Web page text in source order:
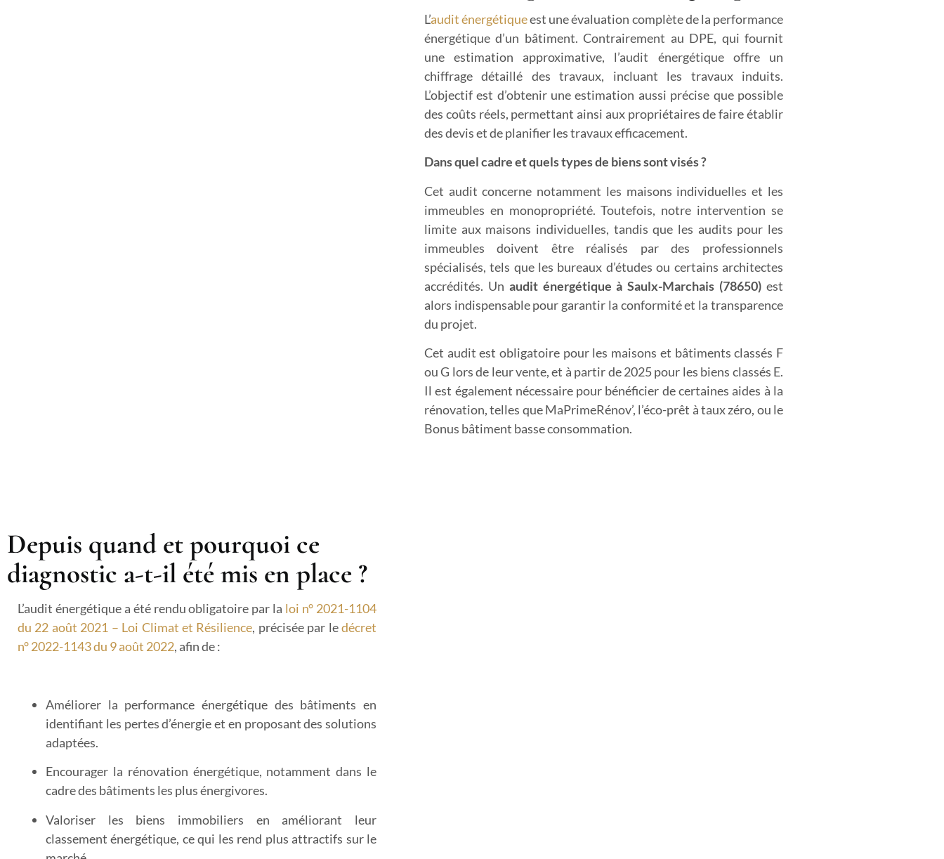
L’audit énergétiqueest une évaluation complète de la performance
énergétique d’un bâtiment. Contrairement au DPE, qui fournit
une estimation approximative, l’audit énergétique offre un
chiffrage détaillé des travaux, incluant les travaux induits.
L’objectif est d’obtenir une estimation aussi précise que possible
des coûts réels, permettant ainsi aux propriétaires de faire établir
des devis et de planifier les travaux efficacement.
Dans quel cadre et quels types de biens sont visés ?
Cet audit concerne notamment les maisons individuelles et les
immeubles en monopropriété. Toutefois, notre intervention se
limite aux maisons individuelles, tandis que les audits pour les
immeubles doivent être réalisés par des professionnels
spécialisés, tels que les bureaux d’études ou certains architectes
accrédités. Un audit énergétique à Saulx-Marchais (78650) est
alors indispensable pour garantir la conformité et la transparence
du projet.
Cet audit est obligatoire pour les maisons et bâtiments classés F
ou G lors de leur vente, et à partir de 2025 pour les biens classés E.
Il est également nécessaire pour bénéficier de certaines aides à la
rénovation, telles que MaPrimeRénov’, l’éco-prêt à taux zéro, ou le
Bonus bâtiment basse consommation.
Depuis quand et pourquoi ce
diagnostic a-t-il été mis en place ?
L’audit énergétique a été rendu obligatoire par la loi n° 2021-1104
du 22 août 2021 – Loi Climat et Résilience, précisée par ledécret
n° 2022-1143 du 9 août 2022, afin de :
Améliorer la performance énergétique des bâtiments en
identifiant les pertes d’énergie et en proposant des solutions
adaptées.
Encourager la rénovation énergétique, notamment dans le
cadre des bâtiments les plus énergivores.
Valoriser les biens immobiliers en améliorant leur
classement énergétique, ce qui les rend plus attractifs sur le